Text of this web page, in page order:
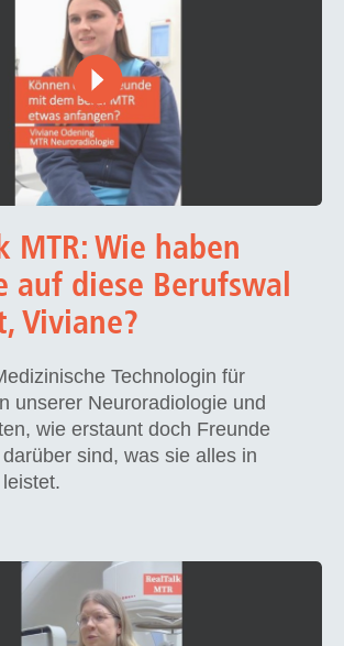
MTR: Wie haben
auf diese Berufswal
Viviane?
Technologin für
unserer Neuroradiologie und
wie erstaunt doch Freunde
sind, was sie alles in